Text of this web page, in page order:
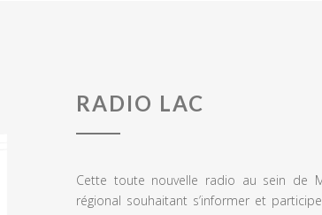
RADIO LAC
Cette toute nouvelle radio au sein de
régional souhaitant s’informer et